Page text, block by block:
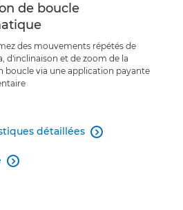
de boucle
des mouvements répétés de
d'inclinaison et de zoom de la
boucle via une application payante
détaillées 
